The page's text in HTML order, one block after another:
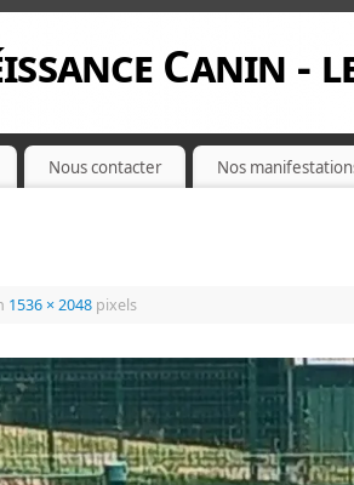
Canin -
Nous contacter Nos
1536 × 2048 pixels